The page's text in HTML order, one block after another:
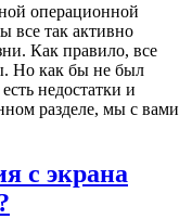
операционной
все так активно
Как правило, все
Но как бы не был
недостатки и
разделе, мы с вами
с экрана